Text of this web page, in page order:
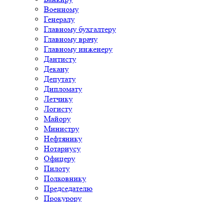
Военному
Генералу
Главному бухгалтеру
Главному врачу
Главному инженеру
Дантисту
Декану
Депутату
Дипломату
Летчику
Логисту
Майору
Министру
Нефтянику
Нотариусу
Офицеру
Пилоту
Полковнику
Председателю
Прокурору